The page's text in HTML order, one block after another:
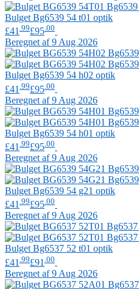
Bulget Bg6539 54 t01 optik
£41 .99£95.00
Beregnet af 9 Aug 2026
Bulget Bg6539 54 h02 optik
£41 .99£95 .00
Beregnet af 9 Aug 2026
Bulget Bg6539 54 h01 optik
£41 .99£95 .00
Beregnet af 9 Aug 2026
Bulget Bg6539 54 g21 optik
£41 .99£95.00
Beregnet af 9 Aug 2026
Bulget Bg6537 52 t01 optik
£41 .99£91 .00
Beregnet af 9 Aug 2026